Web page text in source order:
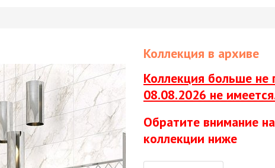
Коллекция в архиве
Коллекция больше не
08.08.2026 не
Обратите внимание
коллекции ниже